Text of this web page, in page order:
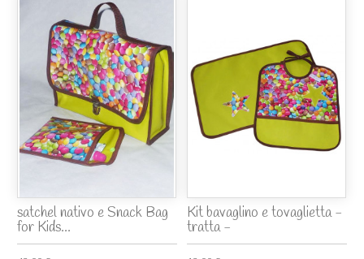
satchel nativo e Snack Bag
for Kids...
Kit bavaglino e tovaglietta -
tratta -